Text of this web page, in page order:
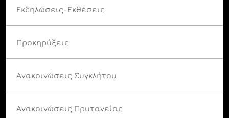
Εκδηλώσεις-Εκθέσεις
Προκηρύξεις
Ανακοινώσεις Συγκλήτου
Ανακοινώσεις Πρυτανείας